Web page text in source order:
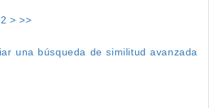
> >>
una búsqueda de similitud avanzada